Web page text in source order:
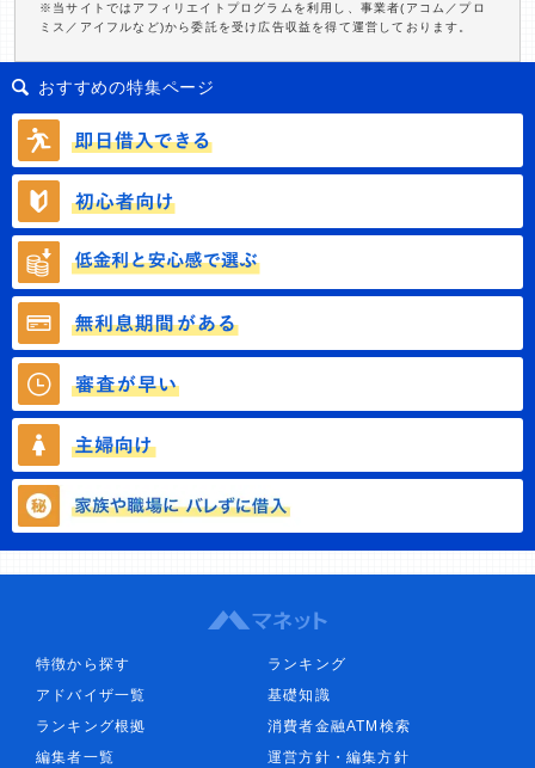
※当サイトではアフィリエイトプログラムを利用し、事業者(アコム／プロ
ミス／アイフルなど)から委託を受け広告収益を得て運営しております。
おすすめの特集ページ
特徴から探す
ランキング
アドバイザ一覧
基礎知識
ランキング根拠
消費者金融ATM検索
編集者一覧
運営方針・編集方針